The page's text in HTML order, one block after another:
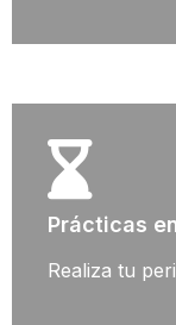
Prácticas
Realiza tu